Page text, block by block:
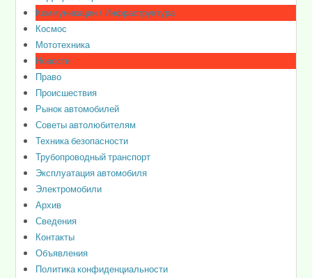
Коммуникации / Инфраструктура
Космос
Мототехника
Новости
Право
Происшествия
Рынок автомобилей
Советы автолюбителям
Техника безопасности
Трубопроводный транспорт
Эксплуатация автомобиля
Электромобили
Архив
Сведения
Контакты
Объявления
Политика конфиденциальности